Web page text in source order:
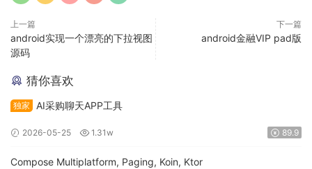
上一篇
android实现一个漂亮的下拉视图
源码
下一篇
android金融VIP pad版
猜你喜欢
独家 AI采购聊天APP工具
2026-05-25 1.31w 89.9
Compose Multiplatform, Paging, Koin, Ktor